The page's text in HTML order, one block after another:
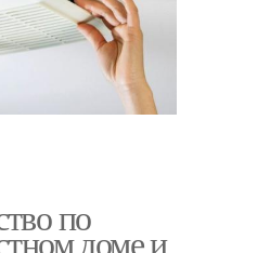
по
доме и